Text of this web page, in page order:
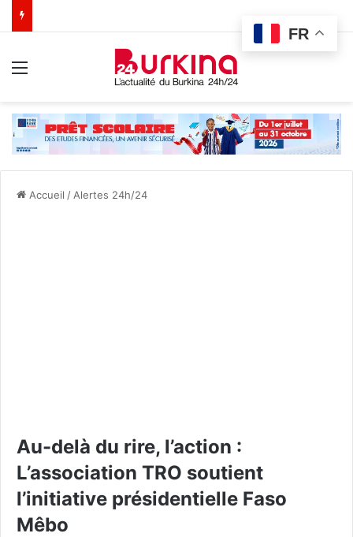
Accueil / Alertes 24h/24
Au-delà du rire, l’action :
L’association TRO soutient
l’initiative présidentielle Faso
Mêbo
FR